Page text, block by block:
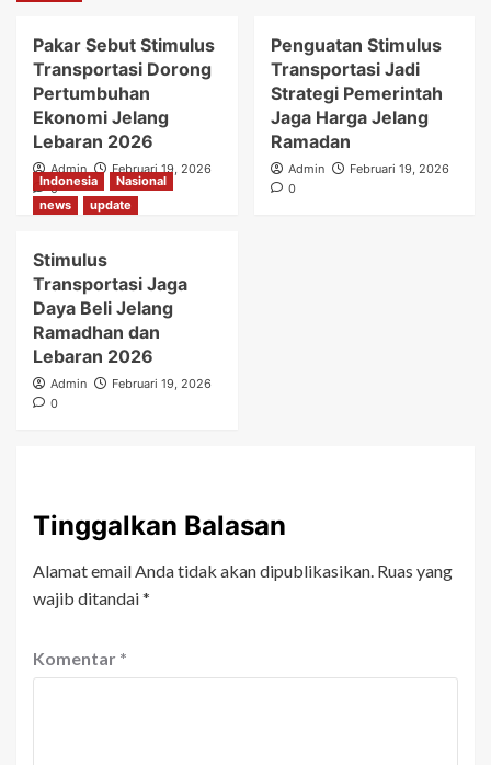
Pakar Sebut Stimulus
Transportasi Dorong
Pertumbuhan
Ekonomi Jelang
Lebaran 2026
Admin
Februari 19, 2026
0
Penguatan Stimulus
Transportasi Jadi
Strategi Pemerintah
Jaga Harga Jelang
Ramadan
Admin
Februari 19, 2026
0
Indonesia
Nasional
news
update
Stimulus
Transportasi Jaga
Daya Beli Jelang
Ramadhan dan
Lebaran 2026
Admin
Februari 19, 2026
0
Tinggalkan Balasan
Alamat email Anda tidak akan dipublikasikan. Ruas yang
wajib ditandai*
Komentar *